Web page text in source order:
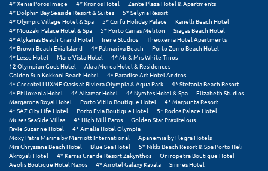
Σίκινος
Σίφνος
Σκαφιδιά Ηλείας
Σκιάθος
Σκόπελος
Σκύρος
Σούνιο
4* Xenia Poros Image
4* Kronos Hotel
Zante Plaza Hotel & Apartments
4* Dolphin Bay Seaside Resort & Suites
5* Selyria Resort
4* Olympic Village Hotel & Spa
5* Corfu Holiday Palace
Kanelli Beach Hotel
4* Mouzaki Palace Hotel & Spa
5* Porto Carras Meliton
Siagas Beach Hotel
4* Alykanas Beach Grand Hotel
Irene Studios
Theoxenia Hotel Apartments
4* Brown Beach Evia Island
4* Palmariva Beach
Porto Zorro Beach Hotel
4* Lesse Hotel
Mare Vista Hotel
4* Mr & Mrs White Tinos
12 Olympian Gods Hotel
Akra Morea Hotel & Residences
Golden Sun Kokkoni Beach Hotel
4* Paradise Art Hotel Andros
4* Grecotel LUXME Oasis at Riviera Olympia & Aqua Park
4* Stefania Beach Resort
4* Philoxenia Hotel
4* Altamar Hotel 4* Nymfes Hotel & Spa
Elizabeth Studios
Margarona Royal Hotel
Porto Vitilo Boutique Hotel
4* Marpunta Resort
4* SAZ City Life Hotel
Porto Evia Boutique Hotel
5* Rodos Palace Hotel
Muses SeaSide Villas
4* High Mill Paros
Golden Star Praxitelous
Favie Suzanne Hotel
4* Amalia Hotel Olympia
Moxy Patra Marina by Marriott International
Apanemia by Flegra Hotels
Mrs Chryssana Beach Hotel
Blue Sea Hotel
5* Nikki Beach Resort & Spa Porto Heli
Akroyali Hotel
4* Karras Grande Resort Zakynthos
Oniropetra Boutique Hotel
Aeolis Boutique Hotel Naxos
4* Airotel Galaxy Kavala
Sirines Hotel